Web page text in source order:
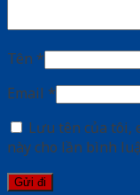
Tên *
Email *
Lưu tên của tôi,
này cho lần bình